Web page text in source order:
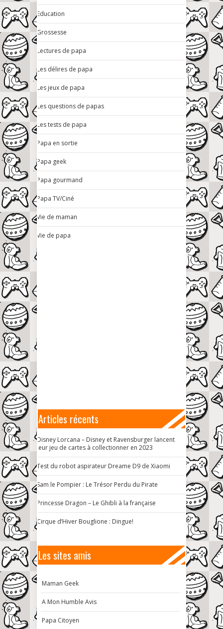
Education
Grossesse
Lectures de papa
Les délires de papa
Les jeux de papa
Les questions de papas
Les tests de papa
Papa en sortie
Papa geek
Papa gourmand
Papa TV/Ciné
Vie de maman
Vie de papa
Articles récents
Disney Lorcana – Disney et Ravensburger lancent
leur jeu de cartes à collectionner en 2023
Test du robot aspirateur Dreame D9 de Xiaomi
Sam le Pompier : Le Trésor Perdu du Pirate
Princesse Dragon – Le Ghibli à la française
Cirque d’Hiver Bouglione : Dingue!
Les sites amis
Maman Geek
A Mon Humble Avis
Papa Citoyen